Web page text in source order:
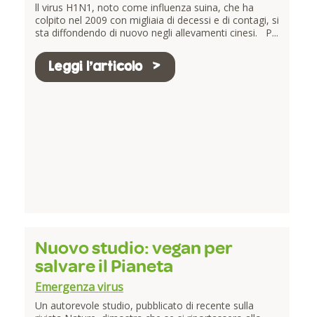
ll virus H1N1, noto come influenza suina, che ha
colpito nel 2009 con migliaia di decessi e di contagi, si
sta diffondendo di nuovo negli allevamenti cinesi. P...
Leggi l'articolo
Nuovo studio: vegan per
salvare il Pianeta
Emergenza virus
Un autorevole studio, pubblicato di recente sulla